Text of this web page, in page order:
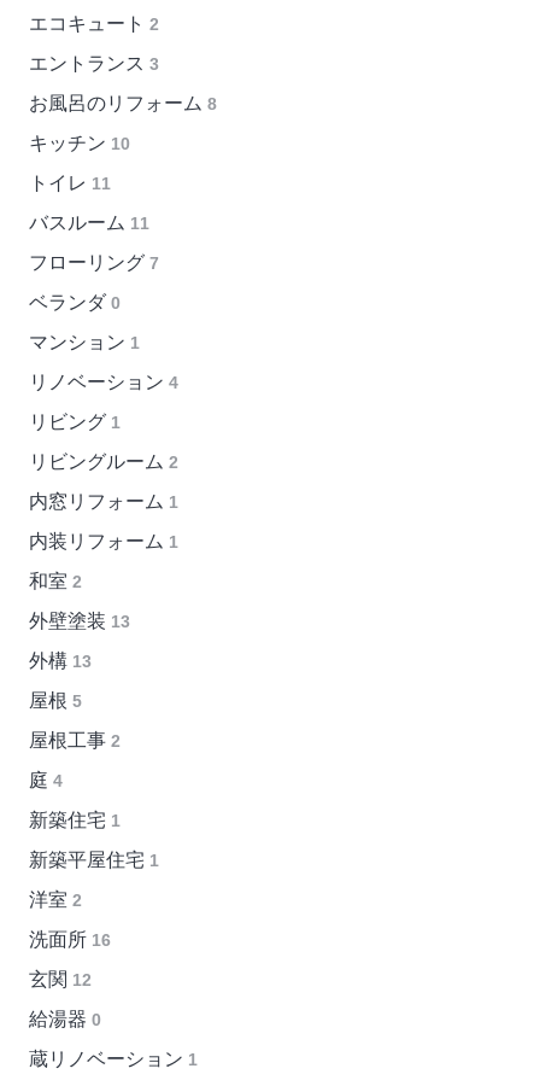
エコキュート 2
エントランス 3
お風呂のリフォーム 8
キッチン 10
トイレ 11
バスルーム 11
フローリング 7
ベランダ 0
マンション 1
リノベーション 4
リビング 1
リビングルーム 2
内窓リフォーム 1
内装リフォーム 1
和室 2
外壁塗装 13
外構 13
屋根 5
屋根工事 2
庭 4
新築住宅 1
新築平屋住宅 1
洋室 2
洗面所 16
玄関 12
給湯器 0
蔵リノベーション 1